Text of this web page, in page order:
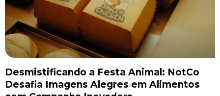
Desmistificando a Festa Animal: NotCo
Desafia Imagens Alegres em Alimentos